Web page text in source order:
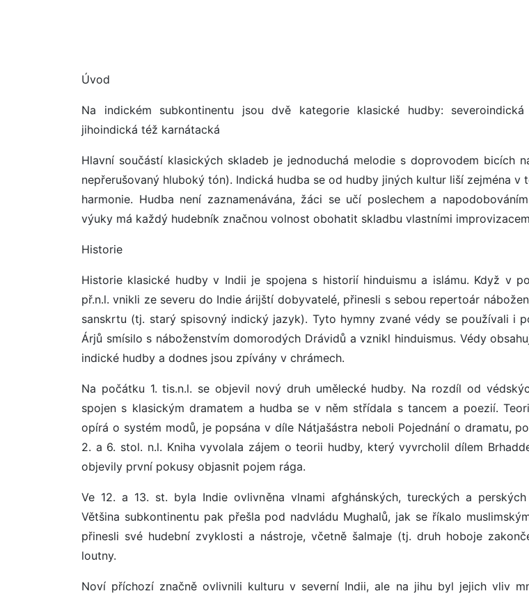
Úvod
Na indickém subkontinentu jsou dvě kategorie klasické hudby:
jihoindická též karnátacká
Hlavní součástí klasických skladeb je jednoduchá melodie s doprovodem bicích
nepřerušovaný hluboký tón). Indická hudba se od hudby jiných kultur liší zejména v
harmonie. Hudba není zaznamenávána, žáci se učí poslechem a
výuky má každý hudebník značnou volnost obohatit skladbu vlastními
Historie
Historie klasické hudby v Indii je spojena s historií hinduismu a islámu. Když v
př.n.l. vnikli ze severu do Indie árijští dobyvatelé, přinesli s sebou repertoár
sanskrtu (tj. starý spisovný indický jazyk). Tyto hymny zvané védy se používali i
Árjů smísilo s náboženstvím domorodých Drávidů a vznikl hinduismus. Védy
indické hudby a dodnes jsou zpívány v chrámech.
Na počátku 1. tis.n.l. se objevil nový druh umělecké hudby. Na rozdíl od
spojen s klasickým dramatem a hudba se v něm střídala s tancem a poezií.
opírá o systém modů, je popsána v díle Nátjašástra neboli Pojednání o dramatu,
2. a 6. stol. n.l. Kniha vyvolala zájem o teorii hudby, který vyvrcholil dílem
objevily první pokusy objasnit pojem rága.
Ve 12. a 13. st. byla Indie ovlivněna vlnami afghánských, tureckých a perských
Většina subkontinentu pak přešla pod nadvládu Mughalů, jak se říkalo
přinesli své hudební zvyklosti a nástroje, včetně šalmaje (tj. druh hoboje
loutny.
Noví příchozí značně ovlivnili kulturu v severní Indii, ale na jihu byl jejich vliv